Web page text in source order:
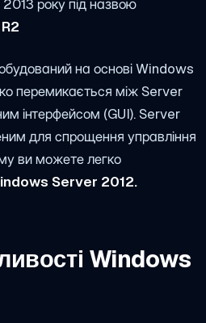
року під назвою
на основі Windows
перемикається між Server
інтерфейсом (GUI). Server
для спрощення управління
ви можете легко
Server 2012.
Windows